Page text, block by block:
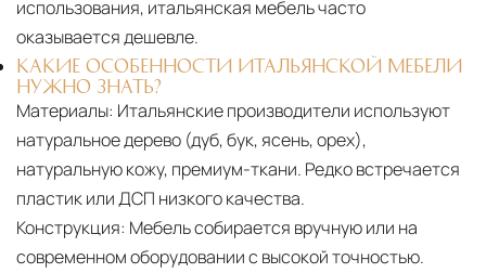
использования, итальянская мебель часто
оказывается дешевле.
КАКИЕ ОСОБЕННОСТИ ИТАЛЬЯНСКОЙ МЕБЕЛИ
НУЖНО ЗНАТЬ?
Материалы: Итальянские производители используют
натуральное дерево (дуб, бук, ясень, орех),
натуральную кожу, премиум-ткани. Редко встречается
пластик или ДСП низкого качества.
Конструкция: Мебель собирается вручную или на
современном оборудовании с высокой точностью.